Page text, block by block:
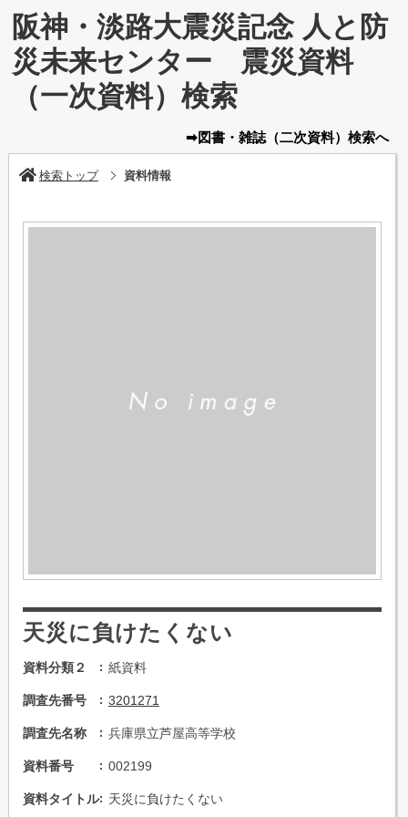
阪神・淡路大震災記念 人と防
災未来センター 震災資料
（一次資料）検索
➡図書・雑誌（二次資料） 検索へ
検索トップ 資料情報
天災に負けたくない
資料分類２ 紙資料
調査先番号 3201271
調査先名称 兵庫県立芦屋高等学校
資料番号 002199
資料タイトル 天災に負けたくない